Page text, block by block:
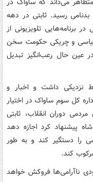
رسید. ثابتی در دهه
در برنامه‌هایی تلویزیونی از
سیاسی و چریکی حکومت سخن
عین حال رعب‌انگیز تبدیل
نزدیکی داشت و اخبار و
کل سوم ساواک در اختیار
دوران انقلاب، ثابتی
پیشنهاد کرد اجازه دهد
سیاسی را دستگیر کند و به طور
کند.
ناآرامی‌ها فروکش خواهد